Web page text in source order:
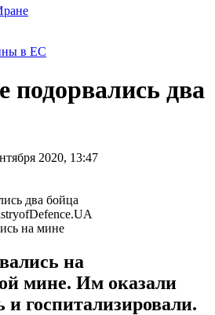
в ЕС
подорвались два
2020, 13:47
на мине
на
мине. Им оказали
госпитализировали.